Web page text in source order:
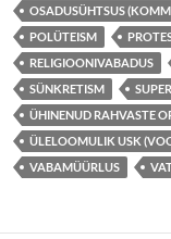
OSADUSÜHTSUS
POLÜTEISM
RELIGIOONIVABADUS
SÜNKRETISM
ÜHINENUD RAHVASTE
ÜLELOOMULIK USK
VABAMÜÜRLUS